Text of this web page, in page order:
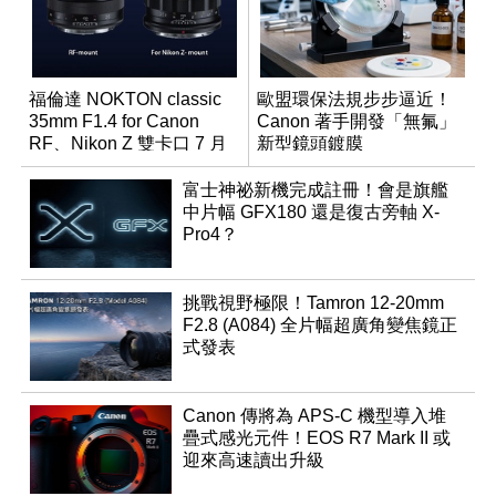
福倫達 NOKTON classic
35mm F1.4 for Canon
RF、Nikon Z 雙卡口 7 月
同步登台
歐盟環保法規步步逼近！
Canon 著手開發「無氟」
新型鏡頭鍍膜
富士神祕新機完成註冊！會是旗艦
中片幅 GFX180 還是復古旁軸 X-
Pro4？
挑戰視野極限！Tamron 12-20mm
F2.8 (A084) 全片幅超廣角變焦鏡正
式發表
Canon 傳將為 APS-C 機型導入堆
疊式感光元件！EOS R7 Mark II 或
迎來高速讀出升級